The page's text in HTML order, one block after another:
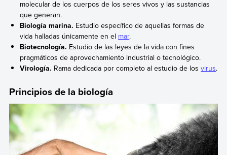
molecular de los cuerpos de los seres vivos y las sustancias
que generan.
Biología marina. Estudio específico de aquellas formas de
vida halladas únicamente en el mar.
Biotecnología. Estudio de las leyes de la vida con fines
pragmáticos de aprovechamiento industrial o tecnológico.
Virología. Rama dedicada por completo al estudio de losvirus.
Principios de la biología